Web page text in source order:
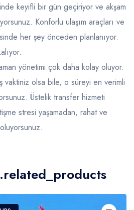
keyifli bir gün geçiriyor ve akşam
Konforlu ulaşım araçları ve
her şey önceden planlanıyor.
yönetimi çok daha kolay oluyor.
vaktiniz olsa bile, o süreyi en verimli
Üstelik transfer hizmeti
stresi yaşamadan, rahat ve